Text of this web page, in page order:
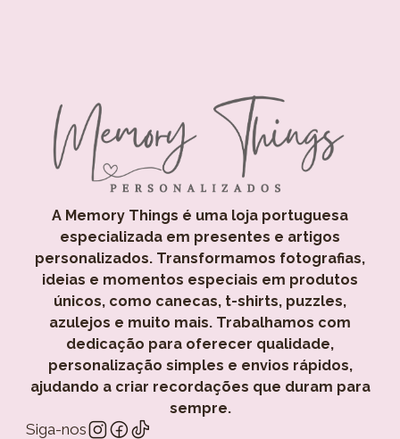
A Memory Things é uma loja portuguesa
especializada em presentes e artigos
personalizados. Transformamos fotografias,
ideias e momentos especiais em produtos
únicos, como canecas, t-shirts, puzzles,
azulejos e muito mais. Trabalhamos com
dedicação para oferecer qualidade,
personalização simples e envios rápidos,
ajudando a criar recordações que duram para
sempre.
Siga-nos